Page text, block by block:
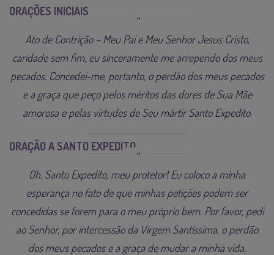
ORAÇÕES INICIAIS
Ato de Contrição – Meu Pai e Meu Senhor Jesus Cristo,
caridade sem fim, eu sinceramente me arrependo dos meus
pecados. Concedei-me, portanto, o perdão dos meus pecados
e a graça que peço pelos méritos das dores de Sua Mãe
amorosa e pelas virtudes de Seu mártir Santo Expedito.
ORAÇÃO A SANTO EXPEDITO
Oh, Santo Expedito, meu protetor! Eu coloco a minha
esperança no fato de que minhas petições podem ser
concedidas se forem para o meu próprio bem. Por favor, pedi
ao Senhor, por intercessão da Virgem Santíssima, o perdão
dos meus pecados e a graça de mudar a minha vida,